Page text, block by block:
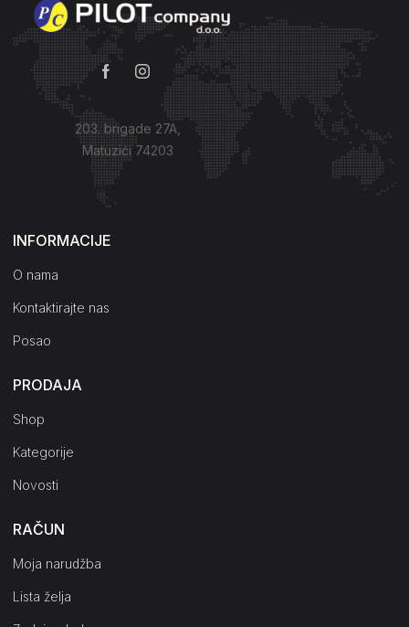
203. brigade 27A,
Matuzići 74203
Kako do nas?
INFORMACIJE
O nama
Kontaktirajte nas
Posao
PRODAJA
Shop
Kategorije
Novosti
RAČUN
Moja narudžba
Lista želja